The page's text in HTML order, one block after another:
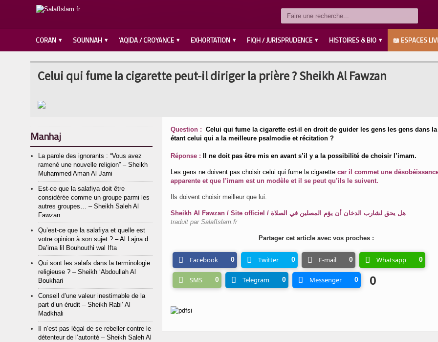
CORAN SOUNNAH ‘AQIDA / CROYANCE EXHORTATION FIQH / JURISPRUDENCE HISTOIRES & BIO 📖 ESPACES
Celui qui fume la cigarette peut-il diriger la prière ? Sheikh Al Fawzan
Question : Celui qui fume la cigarette est-il en droit de guider les gens les gens dans
étant celui qui a la meilleure psalmodie et récitation ?
Réponse : Il ne doit pas être mis en avant s’il y a la possibilité de choisir l’imam.
Les gens ne doivent pas choisir celui qui fume la cigarette car il commet une
apparente et que l’imam est un modèle et il se peut qu’ils le suivent.
Ils doivent choisir meilleur que lui.
Sheikh Al Fawzan / Site officiel / هل يحق لشارب الدخان أن يؤم المصلين في الصلاة
traduit par SalafIslam.fr
Partager cet article avec vos proches :
Facebook 0 Twitter 0 E-mail 0 Whatsapp 0
SMS 0 Telegram 0 Messenger 0 0
Manhaj
La parole des ignorants : “Vous avez
ramené une nouvelle religion” – Sheikh
Muhammed Aman Al Jami
Est-ce que la salafiya doit être
considérée comme un groupe parmi les
autres groupes… – Sheikh Saleh Al
Fawzan
Qu’est-ce que la salafiya et quelle est
votre opinion à son sujet ? – Al Lajna d
Da’ima lil Bouhouthi wal Ifta
Qui sont les salafs dans la terminologie
religieuse ? – Sheikh ‘Abdoullah Al
Boukhari
Conseil d’une valeur inestimable de la
part d’un érudit – Sheikh Rabi’ Al
Madkhali
Il n’est pas légal de se rebeller contre le
détenteur de l’autorité – Sheikh Saleh Al